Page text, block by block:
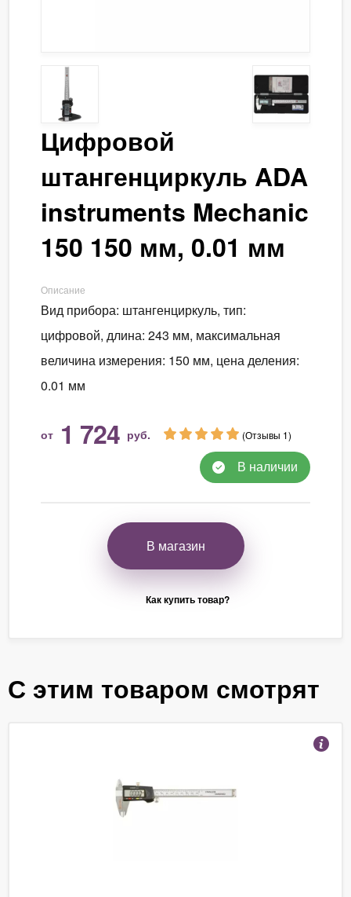
Цифровой
штангенциркуль ADA
instruments Mechanic
150 150 мм, 0.01 мм
Описание
Вид прибора: штангенциркуль, тип:
цифровой, длина: 243 мм, максимальная
величина измерения: 150 мм, цена деления:
0.01 мм
от 1 724 руб. (Отзывы 1)
В наличии
В магазин
Как купить товар?
С этим товаром смотрят